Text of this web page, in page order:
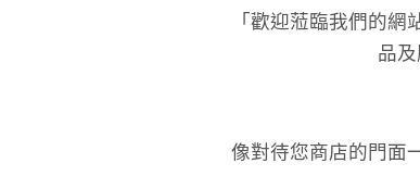
「歡迎蒞臨我們的
品
像對待您商店的門面